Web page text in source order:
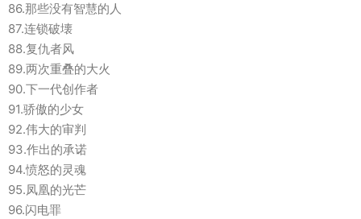
86.那些没有智慧的人
87.连锁破壊
88.复仇者风
89.两次重叠的大火
90.下一代创作者
91.骄傲的少女
92.伟大的审判
93.作出的承诺
94.愤怒的灵魂
95.凤凰的光芒
96.闪电罪